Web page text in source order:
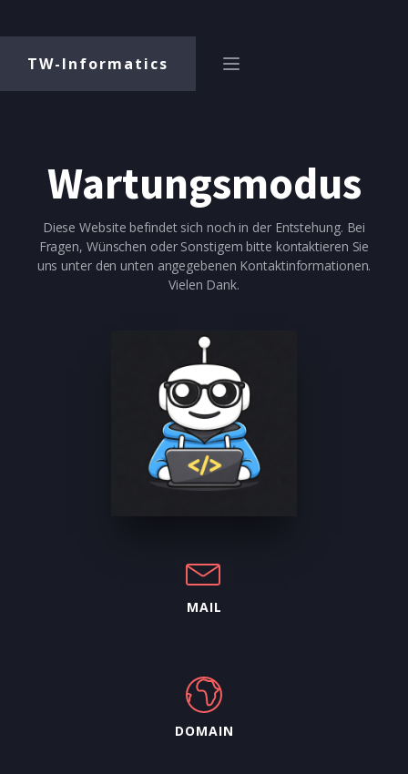
TW-Informatics
Wartungsmodus
Diese Website befindet sich noch in der Entstehung. Bei
Fragen, Wünschen oder Sonstigem bitte kontaktieren Sie
uns unter den unten angegebenen Kontaktinformationen.
Vielen Dank.
MAIL
DOMAIN